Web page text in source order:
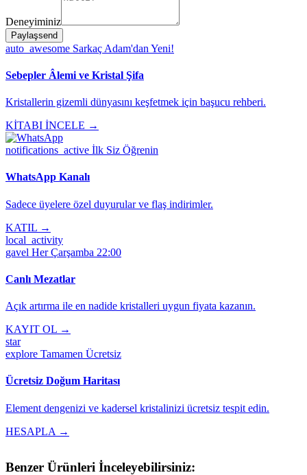
Deneyiminiz
Paylaşsend
auto_awesome Sarkaç Adam'dan Yeni!
Sebepler Âlemi ve Kristal Şifa
Kristallerin gizemli dünyasını keşfetmek için başucu rehberi.
KİTABI İNCELE →
notifications_active İlk Siz Öğrenin
WhatsApp Kanalı
Sadece üyelere özel duyurular ve flaş indirimler.
KATIL →
local_activity
gavel Her Çarşamba 22:00
Canlı Mezatlar
Açık artırma ile en nadide kristalleri uygun fiyata kazanın.
KAYIT OL →
star
explore Tamamen Ücretsiz
Ücretsiz Doğum Haritası
Element dengenizi ve kadersel kristalinizi ücretsiz tespit edin.
HESAPLA →
Benzer Ürünleri İnceleyebilirsiniz: